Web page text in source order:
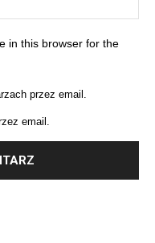
in this browser for the
przez email.
email.